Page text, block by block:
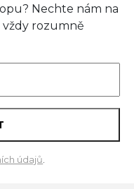
Nechte nám na
vždy rozumně
údajů